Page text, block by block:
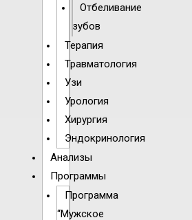
Отбеливание
зубов
Терапия
Травматология
Узи
Урология
Хирургия
Эндокринология
Анализы
Программы
Программа
“Мужское